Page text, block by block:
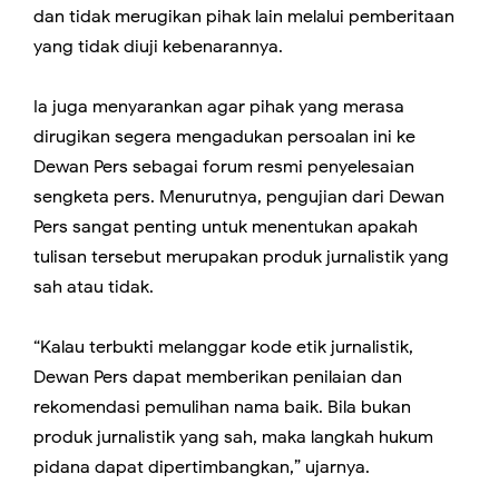
dan tidak merugikan pihak lain melalui pemberitaan
yang tidak diuji kebenarannya.
Ia juga menyarankan agar pihak yang merasa
dirugikan segera mengadukan persoalan ini ke
Dewan Pers sebagai forum resmi penyelesaian
sengketa pers. Menurutnya, pengujian dari Dewan
Pers sangat penting untuk menentukan apakah
tulisan tersebut merupakan produk jurnalistik yang
sah atau tidak.
“Kalau terbukti melanggar kode etik jurnalistik,
Dewan Pers dapat memberikan penilaian dan
rekomendasi pemulihan nama baik. Bila bukan
produk jurnalistik yang sah, maka langkah hukum
pidana dapat dipertimbangkan,” ujarnya.